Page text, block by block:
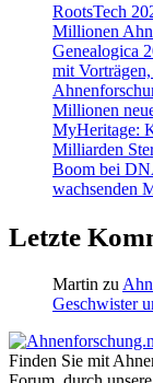
RootsTech
Millionen
Genealogica
mit
Millionen
MyHeritage:
Milliarden
Boom bei
wachsenden
Letzte
Martin zu
Geschwister
Finden Sie mit